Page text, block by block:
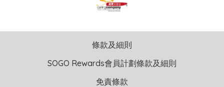
條款及細則
SOGO Rewards會員計劃條款及細則
免責條款